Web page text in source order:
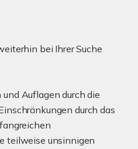
bei Ihrer Suche
Auflagen durch die
durch das
teilweise unsinnigen